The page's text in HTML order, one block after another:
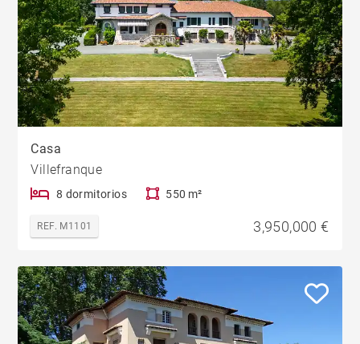
Casa
Villefranque
8 dormitorios 550 m²
REF. M1101 3,950,000 €